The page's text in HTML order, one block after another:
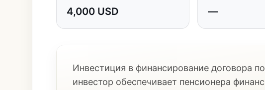
4,000 USD —
Инвестиция в финансирование договора
инвестор обеспечивает пенсионера